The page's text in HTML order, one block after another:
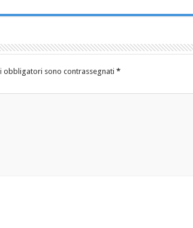
obbligatori sono contrassegnati *